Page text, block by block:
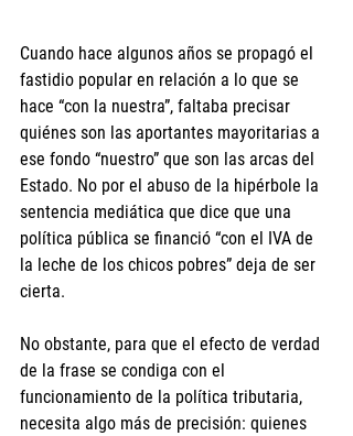
Cuando hace algunos años se propagó el
fastidio popular en relación a lo que se
hace “con la nuestra”, faltaba precisar
quiénes son las aportantes mayoritarias a
ese fondo “nuestro” que son las arcas del
Estado. No por el abuso de la hipérbole la
sentencia mediática que dice que una
política pública se financió “con el IVA de
la leche de los chicos pobres” deja de ser
cierta.
No obstante, para que el efecto de verdad
de la frase se condiga con el
funcionamiento de la política tributaria,
necesita algo más de precisión: quienes